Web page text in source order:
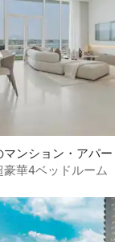
ンション・アパー
華4ベッドルーム